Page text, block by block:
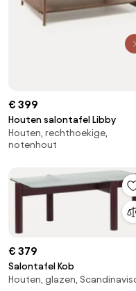
€ 399
Houten salontafel Libby
Houten, rechthoekige,
notenhout
€ 379
Salontafel Kob
Houten, glazen,